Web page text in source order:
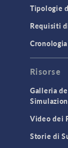
Tipologie
Requisiti
Risorse
Galleria
Video dei
Storie di